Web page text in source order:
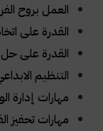
العمل بروح
القدرة على
القدرة على
التنظيم
مهارات إدارة
مهارات تحفيز